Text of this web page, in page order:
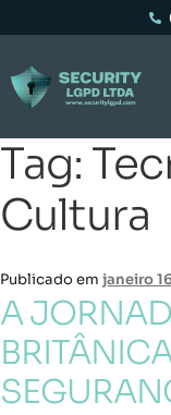
Tag:
Cultura
Publicado em janeiro
A